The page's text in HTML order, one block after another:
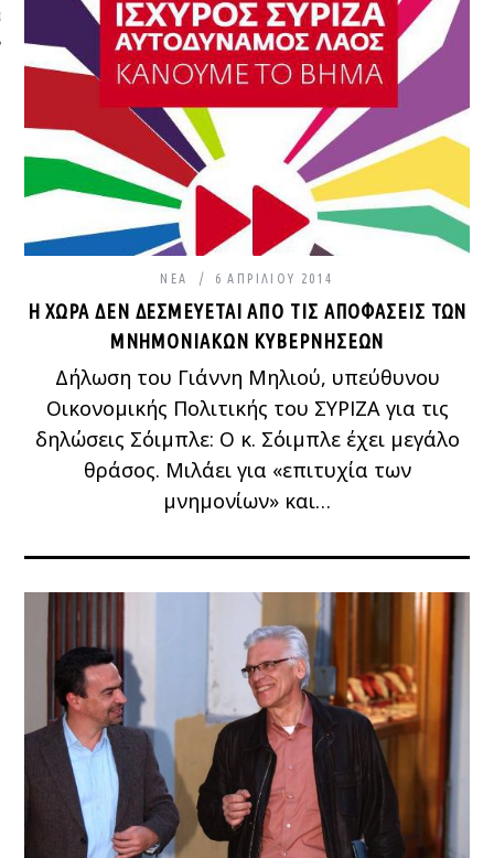
ΝΈΑ 6 ΑΠΡΙΛΊΟΥ 2014
Η ΧΏΡΑ ΔΕΝ ΔΕΣΜΕΎΕΤΑΙ ΑΠΌ ΤΙΣ ΑΠΟΦΆΣΕΙΣ ΤΩΝ
ΜΝΗΜΟΝΙΑΚΏΝ ΚΥΒΕΡΝΉΣΕΩΝ
Δήλωση του Γιάννη Μηλιού, υπεύθυνου
Οικονομικής Πολιτικής του ΣΥΡΙΖΑ για τις
δηλώσεις Σόιμπλε: Ο κ. Σόιμπλε έχει μεγάλο
θράσος. Μιλάει για «επιτυχία των
μνημονίων» και…